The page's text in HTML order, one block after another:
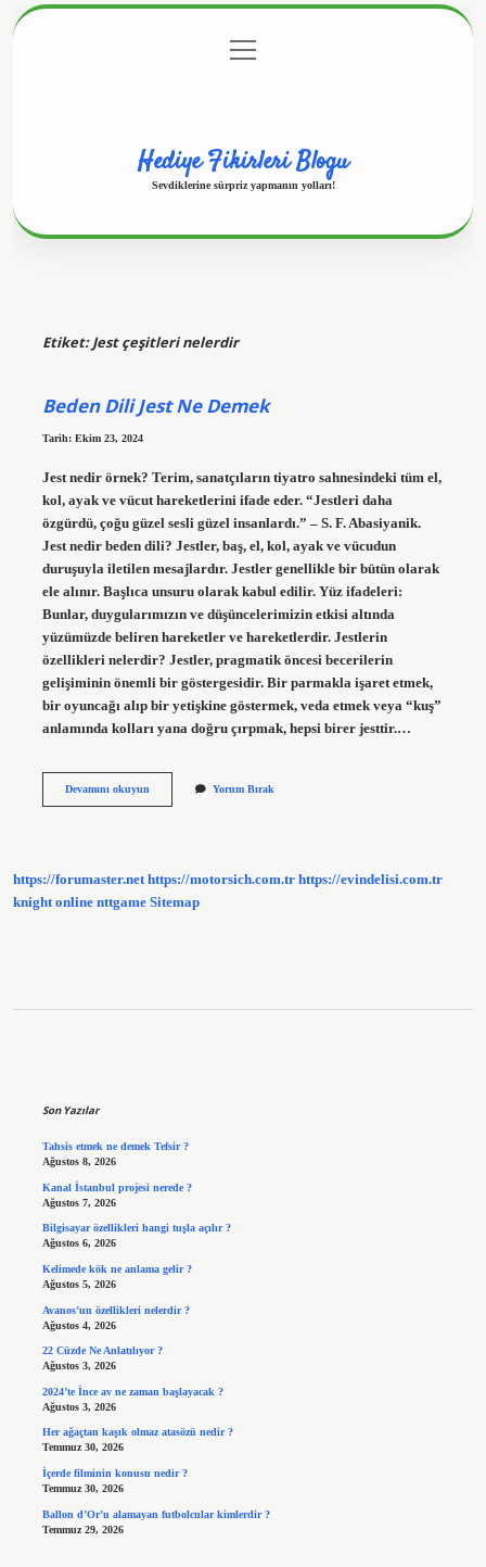
Gizlilik Politikası
menüyü
aç
Hediye Fikirleri Blogu
Sevdiklerine sürpriz yapmanın yolları!
Etiket:Jest çeşitleri nelerdir
Beden Dili Jest Ne Demek
Tarih: Ekim 23, 2024
Jest nedir örnek? Terim, sanatçıların tiyatro sahnesindeki tüm el,
kol, ayak ve vücut hareketlerini ifade eder. “Jestleri daha
özgürdü, çoğu güzel sesli güzel insanlardı.” – S. F. Abasiyanik.
Jest nedir beden dili? Jestler, baş, el, kol, ayak ve vücudun
duruşuyla iletilen mesajlardır. Jestler genellikle bir bütün olarak
ele alınır. Başlıca unsuru olarak kabul edilir. Yüz ifadeleri:
Bunlar, duygularımızın ve düşüncelerimizin etkisi altında
yüzümüzde beliren hareketler ve hareketlerdir. Jestlerin
özellikleri nelerdir? Jestler, pragmatik öncesi becerilerin
gelişiminin önemli bir göstergesidir. Bir parmakla işaret etmek,
bir oyuncağı alıp bir yetişkine göstermek, veda etmek veya “kuş”
anlamında kolları yana doğru çırpmak, hepsi birer jesttir.…
Devamını okuyunBeden
Yorum Bırak
https://forumaster.net https://motorsich.com.tr https://evindelisi.com.tr
knight online nttgame Sitemap
Son Yazılar
Tahsis etmek ne demek Tefsir ?
Ağustos 8, 2026
Kanal İstanbul projesi nerede ?
Ağustos 7, 2026
Bilgisayar özellikleri hangi tuşla açılır ?
Ağustos 6, 2026
Kelimede kök ne anlama gelir ?
Ağustos 5, 2026
Avanos’un özellikleri nelerdir ?
Ağustos 4, 2026
22 Cüzde Ne Anlatılıyor ?
Ağustos 3, 2026
2024’te İnce av ne zaman başlayacak ?
Ağustos 3, 2026
Her ağaçtan kaşık olmaz atasözü nedir ?
Temmuz 30, 2026
İçerde filminin konusu nedir ?
Temmuz 30, 2026
Ballon d’Or’u alamayan futbolcular kimlerdir ?
Temmuz 29, 2026